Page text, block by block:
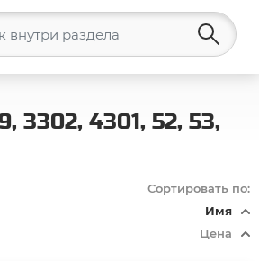
3302, 4301, 52, 53,
Сортировать по:
Имя
Цена